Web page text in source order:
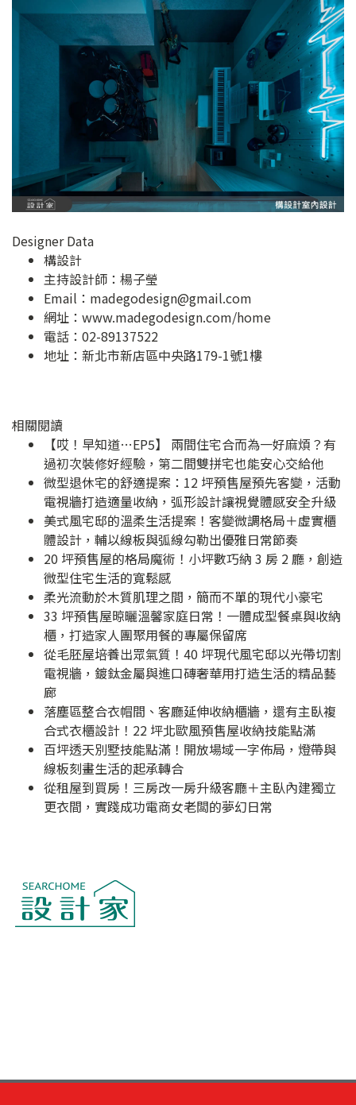
Designer Data
構設計
主持設計師：楊子瑩
Email： madegodesign@gmail.com
網址： www.madegodesign.com/home
電話：02-89137522
地址： 新北市新店區中央路179-1號1樓
相關閱讀
【哎！早知道…EP5】 兩間住宅合而為一好麻煩？有
過初次裝修好經驗，第二間雙拼宅也能安心交給他
微型退休宅的舒適提案：12 坪預售屋預先客變，活動
電視牆打造適量收納，弧形設計讓視覺體感安全升級
美式風宅邸的溫柔生活提案！客變微調格局＋虛實櫃
體設計，輔以線板與弧線勾勒出優雅日常節奏
20 坪預售屋的格局魔術！小坪數巧納 3 房 2 廳，創造
微型住宅生活的寬鬆感
柔光流動於木質肌理之間，簡而不單的現代小豪宅
33 坪預售屋晾曬溫馨家庭日常！一體成型餐桌與收納
櫃，打造家人團聚用餐的專屬保留席
從毛胚屋培養出眾氣質！40 坪現代風宅邸以光帶切割
電視牆，鍍鈦金屬與進口磚奢華用打造生活的精品藝
廊
落塵區整合衣帽間、客廳延伸收納櫃牆，還有主臥複
合式衣櫃設計！22 坪北歐風預售屋收納技能點滿
百坪透天別墅技能點滿！開放場域一字佈局，燈帶與
線板刻畫生活的起承轉合
從租屋到買房！三房改一房升級客廳＋主臥內建獨立
更衣間，實踐成功電商女老闆的夢幻日常